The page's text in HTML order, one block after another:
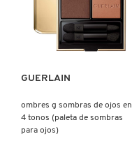
Ver más
GUERLAIN
ombres g sombras de ojos en
4 tonos (paleta de sombras
para ojos)